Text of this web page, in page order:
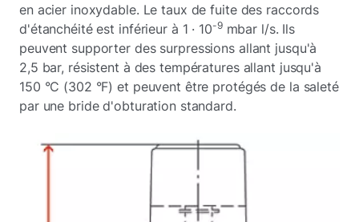
en acier inoxydable. Le taux de fuite des raccords
d'étanchéité est inférieur à 1 · 10-9mbar l/s. Ils
peuvent supporter des surpressions allant jusqu'à
2,5 bar, résistent à des températures allant jusqu'à
150 °C (302 °F) et peuvent être protégés de la saleté
par une bride d'obturation standard.